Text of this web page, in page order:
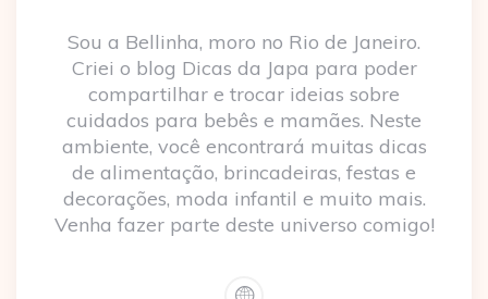
Sou a Bellinha, moro no Rio de Janeiro.
Criei o blog Dicas da Japa para poder
compartilhar e trocar ideias sobre
cuidados para bebês e mamães. Neste
ambiente, você encontrará muitas dicas
de alimentação, brincadeiras, festas e
decorações, moda infantil e muito mais.
Venha fazer parte deste universo comigo!